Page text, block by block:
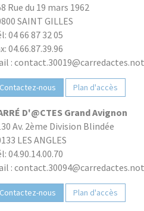
Rue du 19 mars 1962
SAINT GILLES
04 66 87 32 05
04.66.87.39.96
:
Contactez-nous Plan d'accès
D'@CTES Grand Avignon
Av. 2ème Division Blindée
LES ANGLES
04.90.14.00.70
:
Contactez-nous Plan d'accès